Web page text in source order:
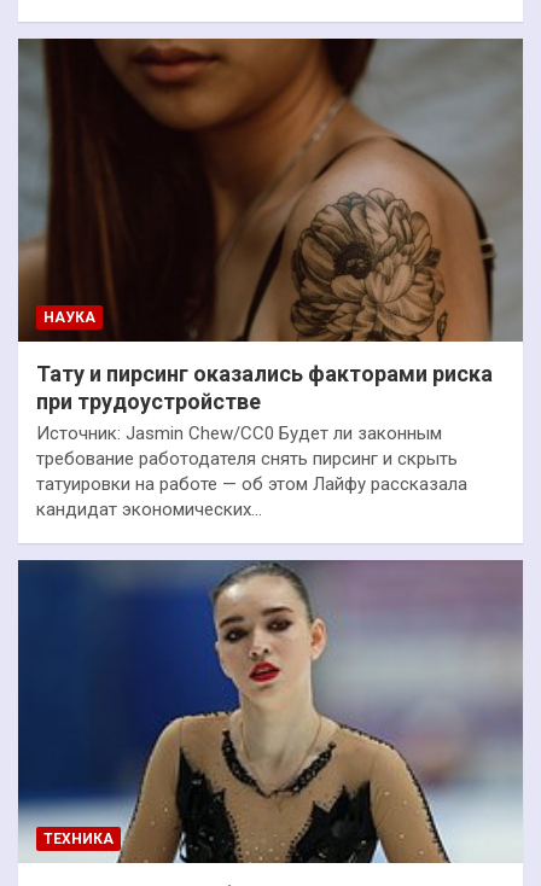
НАУКА
Тату и пирсинг оказались факторами риска
при трудоустройстве
Источник: Jasmin Chew/CC0 Будет ли законным
требование работодателя снять пирсинг и скрыть
татуировки на работе — об этом Лайфу рассказала
кандидат экономических…
ТЕХНИКА